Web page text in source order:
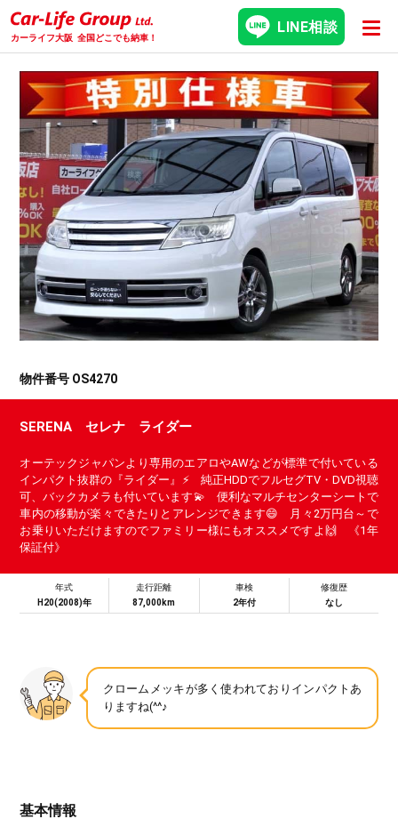
カーライフ大阪 全国どこでも納車！
LINE相談
物件番号 OS4270
SERENA セレナ ライダー
オーテックジャパンより専用のエアロやAWなどが標準で付いている
インパクト抜群の『ライダー』⚡ 純正HDDでフルセグTV・DVD視聴
可、バックカメラも付いています💫 便利なマルチセンターシートで
車内の移動が楽々できたりとアレンジできます😄 月々2万円台～で
お乗りいただけますのでファミリー様にもオススメですよ🙌 《1年
保証付》
年式
H20(2008)年
走行距離
87,000km
車検
2年付
修復歴
なし
クロームメッキが多く使われておりインパクトあ
りますね(^^♪
基本情報